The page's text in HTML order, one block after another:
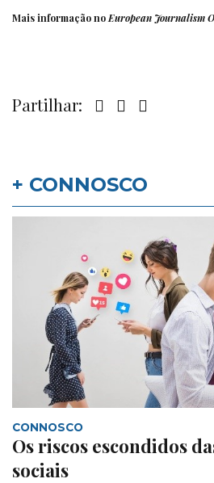
Mais informação noEuropean Journalism
Partilhar:
+ CONNOSCO
CONNOSCO
Os riscos escondidos
sociais